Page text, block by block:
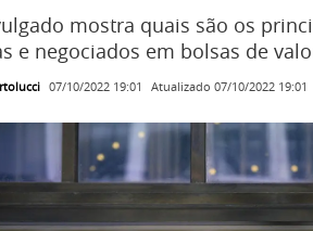
mostra quais são os
e negociados em bolsas de
07/10/2022 19:01 Atualizado 07/10/2022 19:01